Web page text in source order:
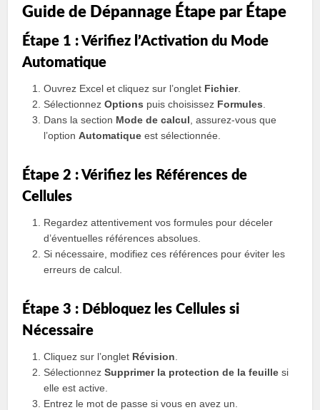
Guide de Dépannage Étape par Étape
Étape 1 : Vérifiez l’Activation du Mode
Automatique
Ouvrez Excel et cliquez sur l’onglet Fichier.
SélectionnezOptions puis choisissez Formules
Dans la section Mode de calcul , assurez-vous que
l’optionAutomatique est sélectionnée.
Étape 2 : Vérifiez les Références de
Cellules
Regardez attentivement vos formules pour déceler
d’éventuelles références absolues.
Si nécessaire, modifiez ces références pour éviter les
erreurs de calcul.
Étape 3 : Débloquez les Cellules si
Nécessaire
Cliquez sur l’onglet Révision
SélectionnezSupprimer la protection de la feuille si
elle est active.
Entrez le mot de passe si vous en avez un.